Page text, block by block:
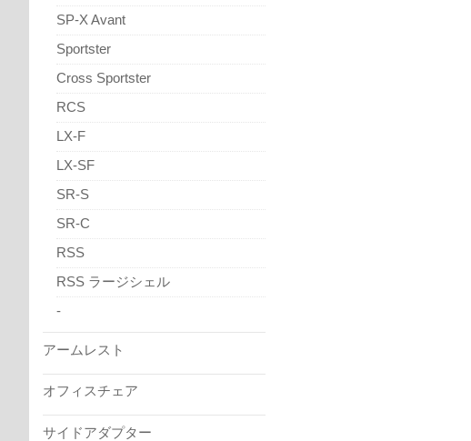
SP-X Avant
Sportster
Cross Sportster
RCS
LX-F
LX-SF
SR-S
SR-C
RSS
RSS ラージシェル
-
アームレスト
オフィスチェア
サイドアダプター